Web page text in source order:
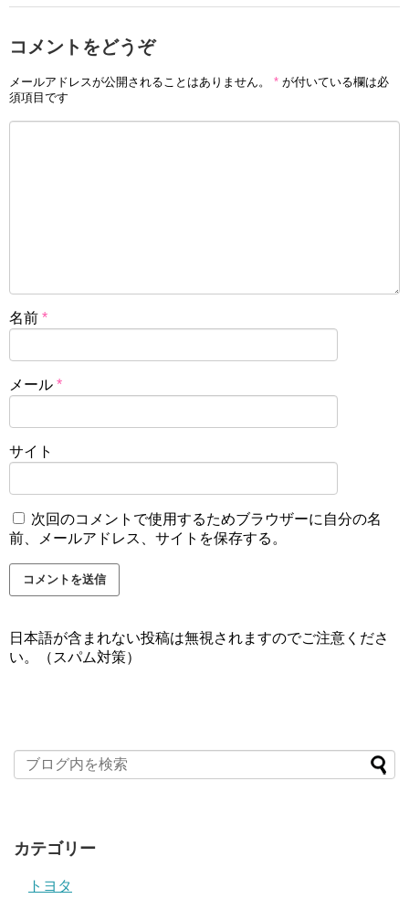
コメントをどうぞ
メールアドレスが公開されることはありません。 * が付いている欄は必
須項目です
名前 *
メール *
サイト
次回のコメントで使用するためブラウザーに自分の名
前、メールアドレス、サイトを保存する。
日本語が含まれない投稿は無視されますのでご注意くださ
い。（スパム対策）
カテゴリー
トヨタ